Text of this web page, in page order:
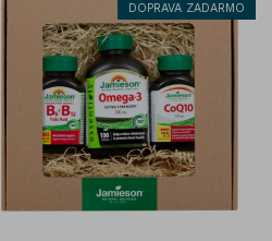
DOPRAVA ZADARMO